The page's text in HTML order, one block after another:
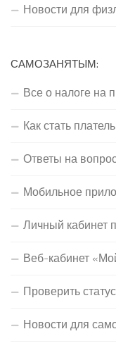
Новости для
САМОЗАНЯТЫМ:
Все о налоге на
Как стать
Ответы на
Мобильное
Личный кабинет
Веб-кабинет
Проверить
Новости для